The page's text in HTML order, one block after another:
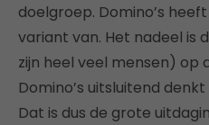
doelgroep. Domino’s
variant van. Het nadeel is
zijn heel veel mensen) op
Domino’s uitsluitend
Dat is dus de grote